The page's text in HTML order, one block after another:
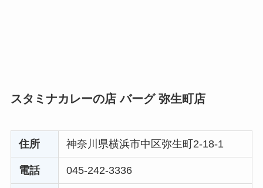
スタミナカレーの店 バーグ 弥生町店
住所 神奈川県横浜市中区弥生町2-18-1
電話 045-242-3336